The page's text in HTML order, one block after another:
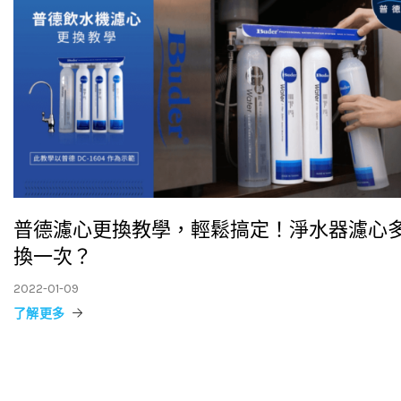
普德濾心更換教學，輕鬆搞定！淨水器濾心
換一次？
2022-01-09
了解更多